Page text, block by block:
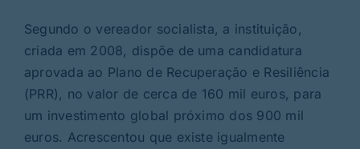
Segundo o vereador socialista, a instituição,
criada em 2008, dispõe de uma candidatura
aprovada ao Plano de Recuperação e Resiliência
(PRR), no valor de cerca de 160 mil euros, para
um investimento global próximo dos 900 mil
euros. Acrescentou que existe igualmente